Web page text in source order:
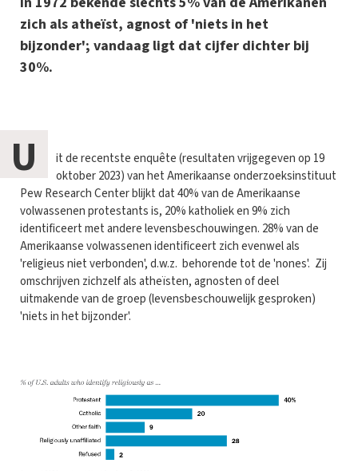
zich als atheïst, agnost of 'niets in het
bijzonder'; vandaag ligt dat cijfer dichter bij
30%.
U
it de recentste enquête (resultaten vrijgegeven op 19
oktober 2023) van het Amerikaanse onderzoeksinstituut
Pew Research Center blijkt dat 40% van de Amerikaanse
volwassenen protestants is, 20% katholiek en 9% zich
identificeert met andere levensbeschouwingen. 28% van de
Amerikaanse volwassenen identificeert zich evenwel als
'religieus niet verbonden', d.w.z. behorende tot de 'nones'. Zij
omschrijven zichzelf als atheïsten, agnosten of deel
uitmakende van de groep (levensbeschouwelijk gesproken)
'niets in het bijzonder'.